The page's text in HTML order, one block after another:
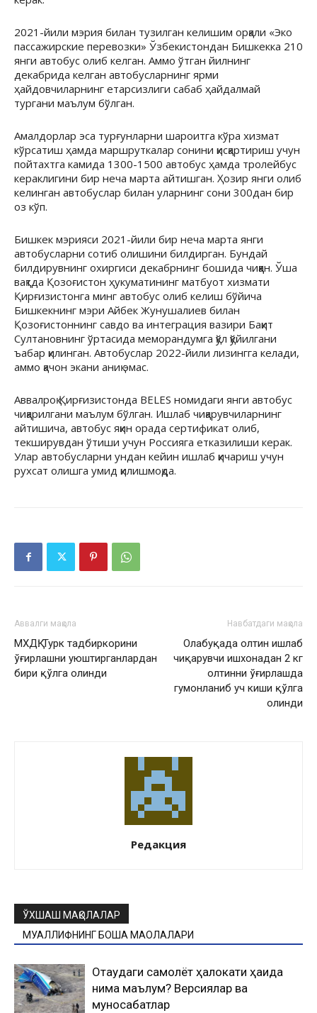
2021-йили мэрия билан тузилган келишим орқали «Эко
пассажирские перевозки» Ўзбекистондан Бишкекка 210
янги автобус олиб келган. Аммо ўтган йилнинг
декабрида келган автобусларнинг ярми
ҳайдовчиларнинг етарсизлиги сабаб ҳайдалмай
тургани маълум бўлган.
Амалдорлар эса турғунларни шароитга кўра хизмат
кўрсатиш ҳамда маршруткалар сонини қисқартириш учун
пойтахтга камида 1300-1500 автобус ҳамда тролейбус
кераклигини бир неча марта айтишган. Ҳозир янги олиб
келинган автобуслар билан уларнинг сони 300дан бир
оз кўп.
Бишкек мэрияси 2021-йили бир неча марта янги
автобусларни сотиб олишини билдирган. Бундай
билдирувнинг охиргиси декабрнинг бошида чиққан. Ўша
вақтда Қозоғистон ҳукуматининг матбуот хизмати
Қирғизистонга минг автобус олиб келиш бўйича
Бишкекнинг мэри Айбек Жунушалиев билан
Қозоғистоннинг савдо ва интеграция вазири Бақит
Султановнинг ўртасида меморандумга қўл қўйилгани
ъабар қилинган. Автобуслар 2022-йили лизингга келади,
аммо қачон экани аниқ эмас.
Аввалроқ Қирғизистонда BELES номидаги янги автобус
чиқарилгани маълум бўлган. Ишлаб чиқарувчиларнинг
айтишича, автобус яқин орада сертификат олиб,
текширувдан ўтиши учун Россияга етказилиши керак.
Улар автобусларни ундан кейин ишлаб қичариш учун
рухсат олишга умид қилишмоқда.
Аввалги мақола
МХДҚ: Турк тадбиркорини
ўғирлашни уюштирганлардан
бири қўлга олинди
Навбатдаги мақола
Олабуқада олтин ишлаб
чиқарувчи ишхонадан 2 кг
олтинни ўғирлашда
гумонланиб уч киши қўлга
олинди
Редакция
ЎХШАШ МАҚОЛАЛАР
МУАЛЛИФНИНГ БОШҚА МАҚОЛАЛАРИ
Оқтаудаги самолёт ҳалокати ҳақида
нима маълум? Версиялар ва
муносабатлар